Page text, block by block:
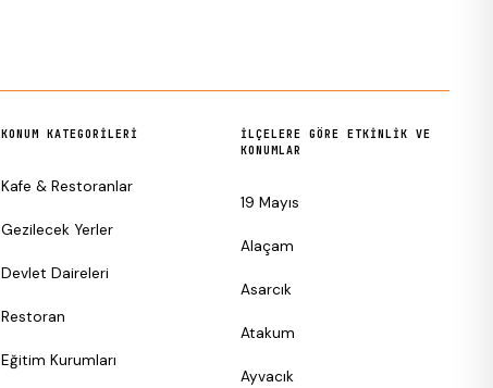
KONUM KATEGORILERI
Kafe & Restoranlar
Gezilecek Yerler
Devlet Daireleri
Restoran
Eğitim Kurumları
İLÇELERE GÖRE ETKINLIK VE
KONUMLAR
19 Mayıs
Alaçam
Asarcık
Atakum
Ayvacık